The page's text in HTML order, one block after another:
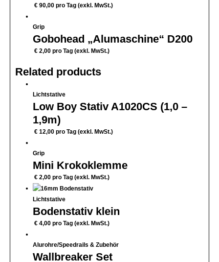
€ 90,00 pro Tag (exkl. MwSt.)
Grip
Gobohead „Alumaschine“ D200
€ 2,00 pro Tag (exkl. MwSt.)
Related products
Lichtstative
Low Boy Stativ A1020CS (1,0 –
1,9m)
€ 12,00 pro Tag (exkl. MwSt.)
Grip
Mini Krokoklemme
€ 2,00 pro Tag (exkl. MwSt.)
Lichtstative
Bodenstativ klein
€ 4,00 pro Tag (exkl. MwSt.)
Alurohre/Speedrails & Zubehör
Wallbreaker Set